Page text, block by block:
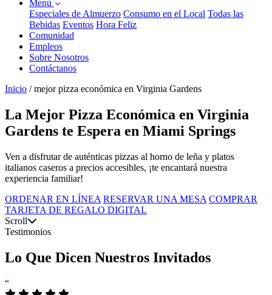
Menú
Especiales de Almuerzo Consumo en el Local Todas las
Bebidas Eventos Hora Feliz
Comunidad
Empleos
Sobre Nosotros
Contáctanos
Inicio / mejor pizza económica en Virginia Gardens
La Mejor Pizza Económica en Virginia
Gardens te Espera en Miami Springs
Ven a disfrutar de auténticas pizzas al horno de leña y platos
italianos caseros a precios accesibles, ¡te encantará nuestra
experiencia familiar!
ORDENAR EN LÍNEA RESERVAR UNA MESA COMPRAR
TARJETA DE REGALO DIGITAL
Scroll
Testimonios
Lo Que Dicen Nuestros Invitados
“